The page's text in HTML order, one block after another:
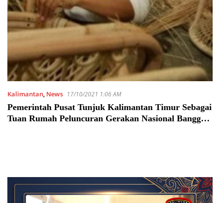
Kalimantan, News 17/10/2021 1:06 AM
Pemerintah Pusat Tunjuk Kalimantan Timur Sebagai
Tuan Rumah Peluncuran Gerakan Nasional Bangga